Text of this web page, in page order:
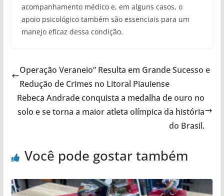
acompanhamento médico e, em alguns casos, o
apoio psicológico também são essenciais para um
manejo eficaz dessa condição.
Operação Veraneio” Resulta em Grande Sucesso e
Redução de Crimes no Litoral Piauiense
Rebeca Andrade conquista a medalha de ouro no
solo e se torna a maior atleta olímpica da história
do Brasil.
Você pode gostar também